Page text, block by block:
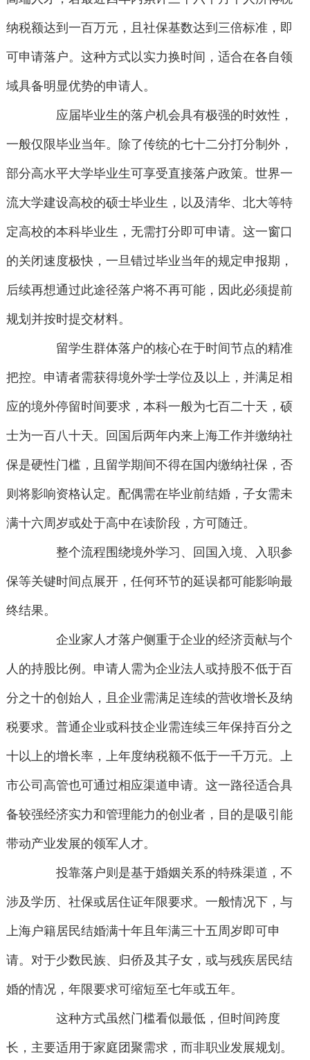
纳税额达到一百万元，且社保基数达到三倍标准，即
可申请落户。这种方式以实力换时间，适合在各自领
域具备明显优势的申请人。
应届毕业生的落户机会具有极强的时效性，
一般仅限毕业当年。除了传统的七十二分打分制外，
部分高水平大学毕业生可享受直接落户政策。世界一
流大学建设高校的硕士毕业生，以及清华、北大等特
定高校的本科毕业生，无需打分即可申请。这一窗口
的关闭速度极快，一旦错过毕业当年的规定申报期，
后续再想通过此途径落户将不再可能，因此必须提前
规划并按时提交材料。
留学生群体落户的核心在于时间节点的精准
把控。申请者需获得境外学士学位及以上，并满足相
应的境外停留时间要求，本科一般为七百二十天，硕
士为一百八十天。回国后两年内来上海工作并缴纳社
保是硬性门槛，且留学期间不得在国内缴纳社保，否
则将影响资格认定。配偶需在毕业前结婚，子女需未
满十六周岁或处于高中在读阶段，方可随迁。
整个流程围绕境外学习、回国入境、入职参
保等关键时间点展开，任何环节的延误都可能影响最
终结果。
企业家人才落户侧重于企业的经济贡献与个
人的持股比例。申请人需为企业法人或持股不低于百
分之十的创始人，且企业需满足连续的营收增长及纳
税要求。普通企业或科技企业需连续三年保持百分之
十以上的增长率，上年度纳税额不低于一千万元。上
市公司高管也可通过相应渠道申请。这一路径适合具
备较强经济实力和管理能力的创业者，目的是吸引能
带动产业发展的领军人才。
投靠落户则是基于婚姻关系的特殊渠道，不
涉及学历、社保或居住证年限要求。一般情况下，与
上海户籍居民结婚满十年且年满三十五周岁即可申
请。对于少数民族、归侨及其子女，或与残疾居民结
婚的情况，年限要求可缩短至七年或五年。
这种方式虽然门槛看似最低，但时间跨度
长，主要适用于家庭团聚需求，而非职业发展规划。